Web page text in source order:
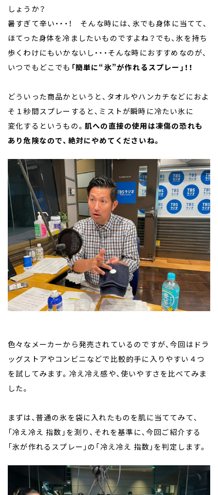
しょうか？
暑すぎて辛い・・・！ そんな時には、氷でも身体に当てて、
ほてった身体を冷ましたいものですよね？でも、氷を持ち
歩くわけにもいかないし・・・そんな時におすすめなのが、
いつでもどこでも 「簡単に“氷”が作れるスプレー」！！
どういった商品かというと、タオルやハンカチなどにおよ
そ１秒間スプレーすると、ミストが瞬時に冷たい氷に
変化するというもの。 肌への直接の使用は凍傷の恐れも
あり危険なので、絶対にやめてくださいね。
色々なメーカーから発売されているのですが、今回はドラ
ッグストアやコンビニなどで比較的手に入りやすい４つ
を試してみます。冷え冷え感や、使いやすさを比べてみま
した。
まずは、普通の氷を袋に入れたものを肌に当ててみて、
「冷え冷え 指数」を測り、それを基準に、今回ご紹介する
「氷が作れるスプレー」の「冷え冷え 指数」を判定します。